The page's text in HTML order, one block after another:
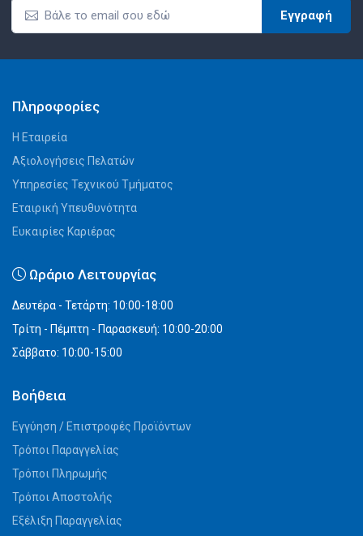
Εγγραφή
Πληροφορίες
Η Εταιρεία
Αξιολογήσεις Πελατών
Υπηρεσίες Τεχνικού Τμήματος
Εταιρική Υπευθυνότητα
Ευκαιρίες Καριέρας
Ωράριο Λειτουργίας
Δευτέρα - Τετάρτη: 10:00-18:00
Τρίτη - Πέμπτη - Παρασκευή: 10:00-20:00
Σάββατο: 10:00-15:00
Βοήθεια
Εγγύηση / Επιστροφές Προϊόντων
Τρόποι Παραγγελίας
Τρόποι Πληρωμής
Τρόποι Αποστολής
Εξέλιξη Παραγγελίας